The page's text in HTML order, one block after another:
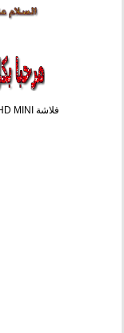
فلاشة ACTIVE X7 HD MINIواى فاى داخلى وريمود بلوتوث